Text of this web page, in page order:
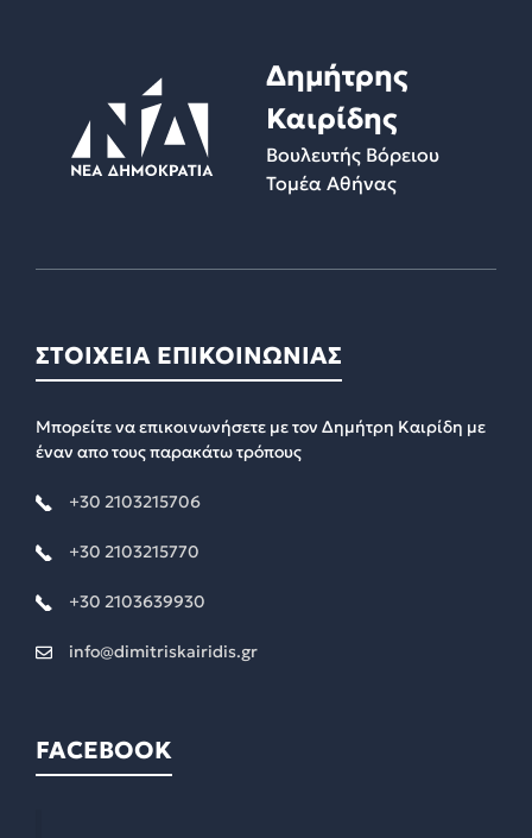
Δημήτρης
Καιρίδης
Βουλευτής Βόρειου
Τομέα Αθήνας
ΣΤΟΙΧΕΙΑ ΕΠΙΚΟΙΝΩΝΙΑΣ
Μπορείτε να επικοινωνήσετε με τον Δημήτρη Καιρίδη με
έναν απο τους παρακάτω τρόπους
+30 2103215706
+30 2103215770
+30 2103639930
info@dimitriskairidis.gr
FACEBOOK